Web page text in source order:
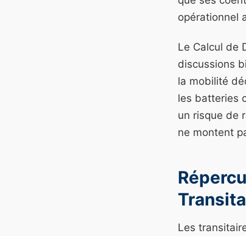
opérationnel
Le Calcul de
discussions
la mobilité
les batteries
un risque de
ne montent
Les